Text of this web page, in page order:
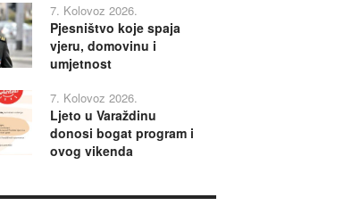
7. Kolovoz 2026.
Pjesništvo koje spaja
vjeru, domovinu i
umjetnost
7. Kolovoz 2026.
Ljeto u Varaždinu
donosi bogat program i
ovog vikenda